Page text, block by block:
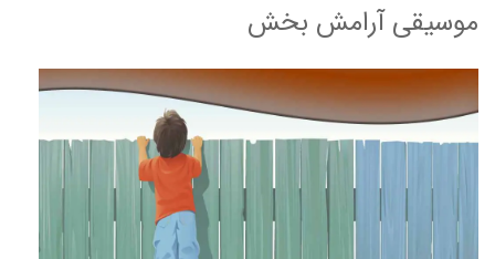
موسیقی آرامش بخش